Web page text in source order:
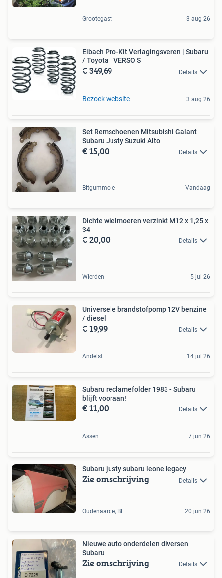
Grootegast 3 aug 26
Eibach Pro-Kit Verlagingsveren | Subaru
/ Toyota | VERSO S
€ 349,69 Details
Bezoek website 3 aug 26
Set Remschoenen Mitsubishi Galant
Subaru Justy Suzuki Alto
€ 15,00 Details
Bitgummole Vandaag
Dichte wielmoeren verzinkt M12 x 1,25 x
34
€ 20,00 Details
Wierden 5 jul 26
Universele brandstofpomp 12V benzine
/ diesel
€ 19,99 Details
Andelst 14 jul 26
Subaru reclamefolder 1983 - Subaru
blijft vooraan!
€ 11,00 Details
Assen 7 jun 26
Subaru justy subaru leone legacy
Zie omschrijving Details
Oudenaarde, BE 20 jun 26
Nieuwe auto onderdelen diversen
Subaru
Zie omschrijving Details